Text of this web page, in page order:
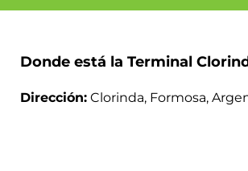
Donde está la Terminal
Dirección:Clorinda, Formosa,